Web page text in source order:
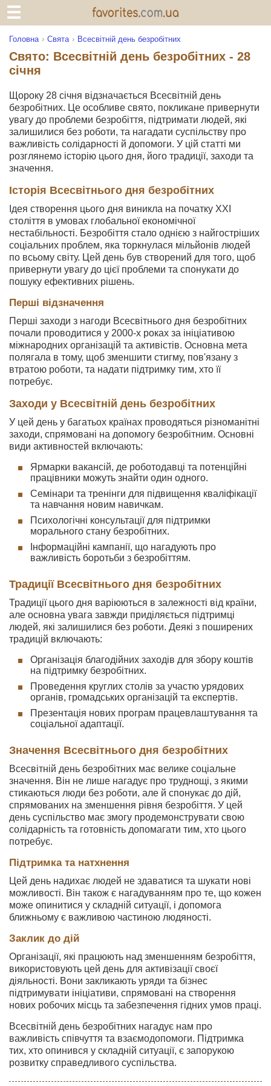
Головна Свята Всесвітній день безробітних
Свято: Всесвітній день безробітних - 28
січня
Щороку 28 січня відзначається Всесвітній день
безробітних. Це особливе свято, покликане привернути
увагу до проблеми безробіття, підтримати людей, які
залишилися без роботи, та нагадати суспільству про
важливість солідарності й допомоги. У цій статті ми
розглянемо історію цього дня, його традиції, заходи та
значення.
Історія Всесвітнього дня безробітних
Ідея створення цього дня виникла на початку ХХІ
століття в умовах глобальної економічної
нестабільності. Безробіття стало однією з найгостріших
соціальних проблем, яка торкнулася мільйонів людей
по всьому світу. Цей день був створений для того, щоб
привернути увагу до цієї проблеми та спонукати до
пошуку ефективних рішень.
Перші відзначення
Перші заходи з нагоди Всесвітнього дня безробітних
почали проводитися у 2000-х роках за ініціативою
міжнародних організацій та активістів. Основна мета
полягала в тому, щоб зменшити стигму, пов'язану з
втратою роботи, та надати підтримку тим, хто її
потребує.
Заходи у Всесвітній день безробітних
У цей день у багатьох країнах проводяться різноманітні
заходи, спрямовані на допомогу безробітним. Основні
види активностей включають:
Ярмарки вакансій, де роботодавці та потенційні
працівники можуть знайти один одного.
Семінари та тренінги для підвищення кваліфікації
та навчання новим навичкам.
Психологічні консультації для підтримки
морального стану безробітних.
Інформаційні кампанії, що нагадують про
важливість боротьби з безробіттям.
Традиції Всесвітнього дня безробітних
Традиції цього дня варіюються в залежності від країни,
але основна увага завжди приділяється підтримці
людей, які залишилися без роботи. Деякі з поширених
традицій включають:
Організація благодійних заходів для збору коштів
на підтримку безробітних.
Проведення круглих столів за участю урядових
органів, громадських організацій та експертів.
Презентація нових програм працевлаштування та
соціальної адаптації.
Значення Всесвітнього дня безробітних
Всесвітній день безробітних має велике соціальне
значення. Він не лише нагадує про труднощі, з якими
стикаються люди без роботи, але й спонукає до дій,
спрямованих на зменшення рівня безробіття. У цей
день суспільство має змогу продемонструвати свою
солідарність та готовність допомагати тим, хто цього
потребує.
Підтримка та натхнення
Цей день надихає людей не здаватися та шукати нові
можливості. Він також є нагадуванням про те, що кожен
може опинитися у складній ситуації, і допомога
ближньому є важливою частиною людяності.
Заклик до дій
Організації, які працюють над зменшенням безробіття,
використовують цей день для активізації своєї
діяльності. Вони закликають уряди та бізнес
підтримувати ініціативи, спрямовані на створення
нових робочих місць та забезпечення гідних умов праці.
Всесвітній день безробітних нагадує нам про
важливість співчуття та взаємодопомоги. Підтримка
тих, хто опинився у складній ситуації, є запорукою
розвитку справедливого суспільства.